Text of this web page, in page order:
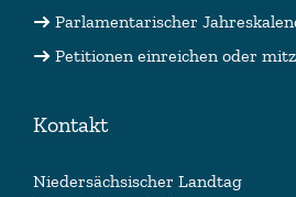
Parlamentarischer
Petitionen einreichen oder
Kontakt
Niedersächsischer Landtag